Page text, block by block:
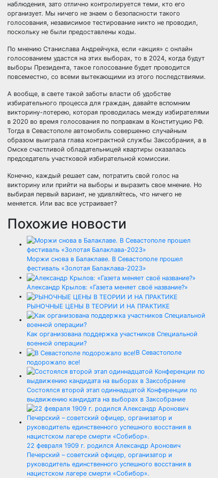
наблюдения, зато отлично контролируется теми, кто его
организует. Мы ничего не знаем о безопасности такого
голосования, независимое тестирование никто не проводил,
поскольку не были предоставлены коды.
По мнению Станислава Андрейчука, если «акция» с онлайн
голосованием удастся на этих выборах, то в 2024, когда будут
выборы Президента, такое голосование будет проводится
повсеместно, со всеми вытекающими из этого последствиями.
А вообще, в свете такой заботы власти об удобстве
избирательного процесса для граждан, давайте вспомним
викторину-лотерею, которая проводилась между избирателями
в 2020 во время голосования по поправкам в Конституцию РФ.
Тогда в Севастополе автомобиль совершенно случайным
образом выиграла глава контрактной службы Заксобрания, а в
Омске счастливой обладательницей квартиры оказалась
председатель участковой избирательной комиссии.
Конечно, каждый решает сам, потратить свой голос на
викторину или прийти на выборы и выразить свое мнение. Но
выбирая первый вариант, не удивляйтесь, что ничего не
меняется. Или вас все устраивает?
Похожие новости
Моржи снова в Балаклаве. В Севастополе прошел
фестиваль «Золотая Балаклава-2023»
Александр Крылов: «Газета меняет своё название?»
РЫНОЧНЫЕ ЦЕНЫ В ТЕОРИИ И НА ПРАКТИКЕ
Как организована поддержка участников Специальной
военной операции?
В Севастополе
подорожало все!
Состоялся второй этап одиннадцатой Конференции по
выдвижению кандидата на выборах в Заксобрание
22 февраля 1909 г. родился Александр Аронович
Печерский – советский офицер, организатор и
руководитель единственного успешного восстания в
нацистском лагере смерти «Собибор».